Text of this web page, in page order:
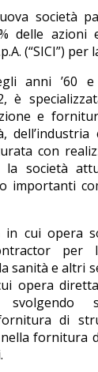
società
delle azioni
(“SICI”)
anni ’60
è
e
con
la società
importanti
cui opera
per
sanità e altri
opera
svolgendo
di
fornitura